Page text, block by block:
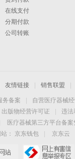
在线支付
分期付款
公司转账
友情链接 销售联盟
务备案 自营医疗器械
出版物经营许可证
违
医疗器械第三方平台备
：
京东钱包
京东云